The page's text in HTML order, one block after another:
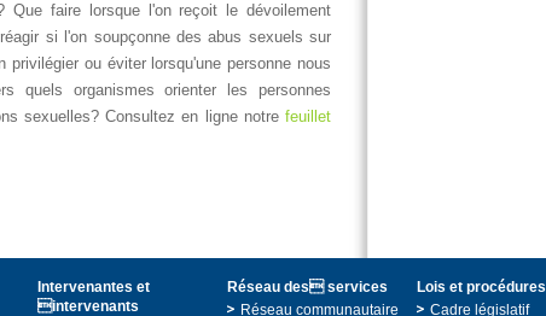
feuillet
Intervenanteset
intervenants
Réseaudesservices
Réseaucommunautaire
Loisetprocédures
Cadrelégislatif